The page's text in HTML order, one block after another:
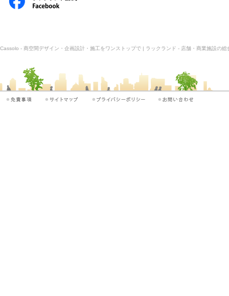
Cassolo - 商空間デザイン・企画設計・施工をワンストップで | ラックランド - 店舗・商業施設の総